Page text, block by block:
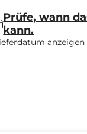
Prüfe, wann
kann.
anzeigen